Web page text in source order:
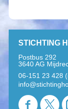
STICHTING
Postbus 292
3640 AG
06-151 23 428